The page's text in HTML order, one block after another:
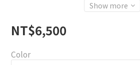
Show more
NT$6,500
Color